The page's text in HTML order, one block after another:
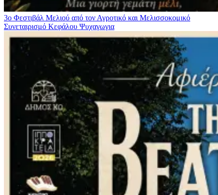
3ο Φεστιβάλ Μελιού από τον Αγροτικό και Μελισσοκομικό
Συνεταιρισμό Κεφάλου Ψυχαγωγια